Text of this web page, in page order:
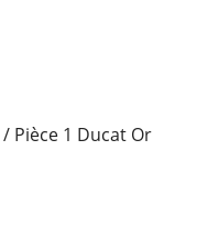
/ Pièce 1 Ducat Or